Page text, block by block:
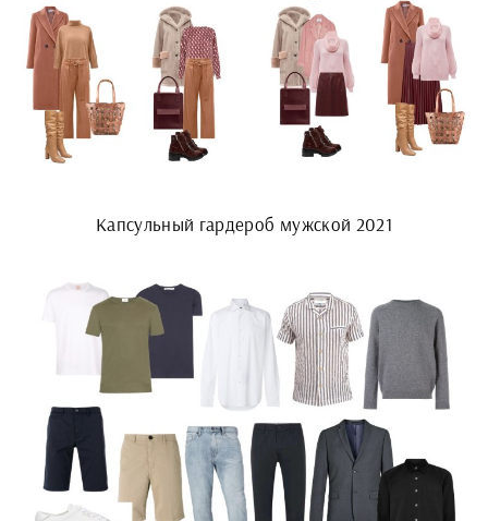
Капсульный гардероб мужской 2021